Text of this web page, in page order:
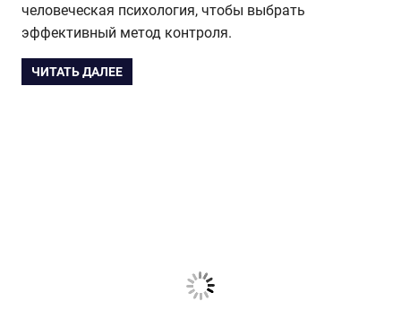
человеческая психология, чтобы выбрать
эффективный метод контроля.
ЧИТАТЬ ДАЛЕЕ